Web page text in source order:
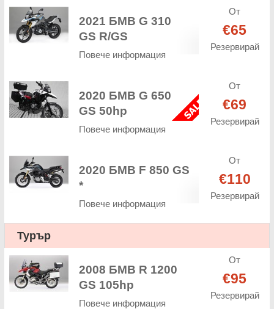
2021 БМВ G 310
GS R/GS
Повече информация
От
€65
Резервирай
2020 БМВ G 650
GS 50hp
Повече информация
От
€69
Резервирай
2020 БМВ F 850 GS
*
Повече информация
От
€110
Резервирай
Турър
2008 БМВ R 1200
GS 105hp
Повече информация
От
€95
Резервирай